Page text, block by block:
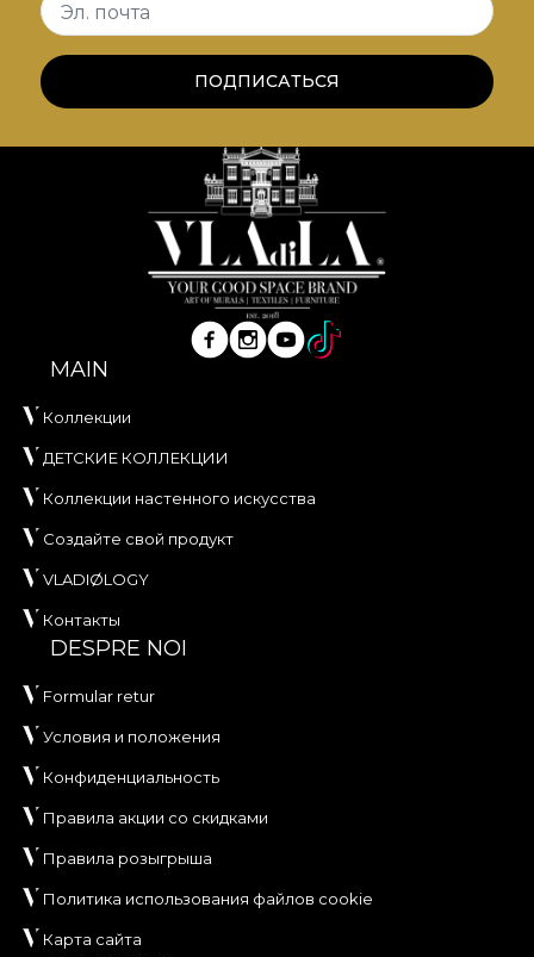
Эл. почта
ПОДПИСАТЬСЯ
MAIN
Коллекции
ДЕТСКИЕ КОЛЛЕКЦИИ
Коллекции настенного искусства
Создайте свой продукт
VLADIØLOGY
Контакты
DESPRE NOI
Formular retur
Условия и положения
Конфиденциальность
Правила акции со скидками
Правила розыгрыша
Политика использования файлов cookie
Карта сайта